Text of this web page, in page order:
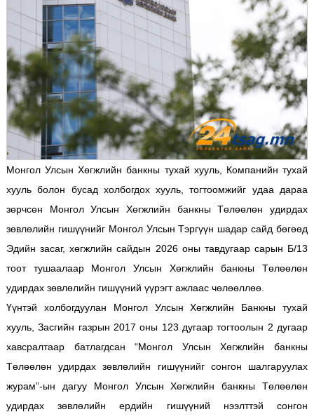
Монгол Улсын Хөгжлийн банкны тухай хууль, Компанийн тухай
хууль болон бусад холбогдох хууль, тогтоомжийг удаа дараа
зөрчсөн Монгол Улсын Хөгжлийн банкны Төлөөлөн удирдах
зөвлөлийн гишүүнийг Монгол Улсын Тэргүүн шадар сайд бөгөөд
Эдийн засаг, хөгжлийн сайдын 2026 оны тавдугаар сарын Б/13
тоот тушаалаар Монгол Улсын Хөгжлийн банкны Төлөөлөн
удирдах зөвлөлийн гишүүний үүрэгт ажлаас чөлөөллөө.
Үүнтэй холбогдуулан Монгол Улсын Хөгжлийн Банкны тухай
хууль, Засгийн газрын 2017 оны 123 дугаар тогтоолын 2 дугаар
хавсралтаар батлагдсан “Монгол Улсын Хөгжлийн банкны
Төлөөлөн удирдах зөвлөлийн гишүүнийг сонгон шалгаруулах
журам”-ын дагуу Монгол Улсын Хөгжлийн банкны Төлөөлөн
удирдах зөвлөлийн ердийн гишүүний нээлттэй сонгон